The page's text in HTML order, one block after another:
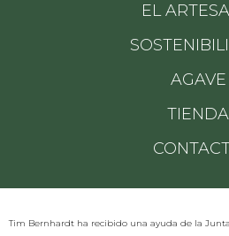
EL
AGAVE
TIENDA
Tim Bernhardt ha recibido una ayuda de la